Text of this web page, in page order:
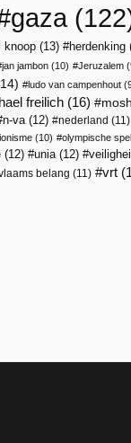
gaza
knoop (13) herdenking
jan jambon (10) Jeruzalem
ludo van campenhout
freilich (16)
n-va(12) nederland (11)
(10) olympische
(12) unia(12)
belang (11) vrt